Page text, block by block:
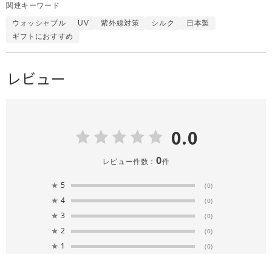
関連キーワード
ウォッシャブル UV 紫外線対策 シルク
日本製
ギフトにおすすめ
レビュー
0.0
レビュー件数： 0件
★ 5 (0)
★ 4 (0)
★ 3 (0)
★ 2 (0)
★ 1 (0)